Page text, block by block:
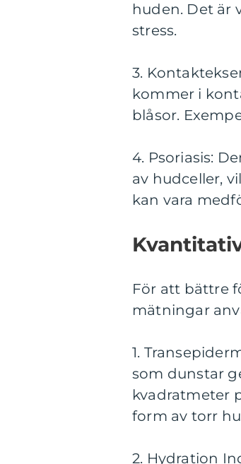
huden. Det är
stress.
3.
kommer i
blåsor.
4. Psoriasis:
av hudceller,
kan vara
För att bättre
mätningar
1.
som dunstar
kvadratmeter
form av torr
2. Hydration